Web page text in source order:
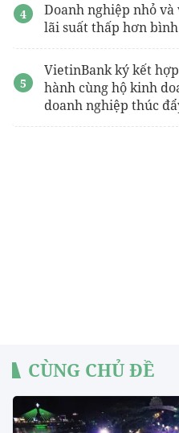
Doanh nghiệp nhỏ
lãi suất thấp hơn
VietinBank ký kết
hành cùng hộ kinh
doanh nghiệp thúc
CÙNG CHỦ ĐỀ